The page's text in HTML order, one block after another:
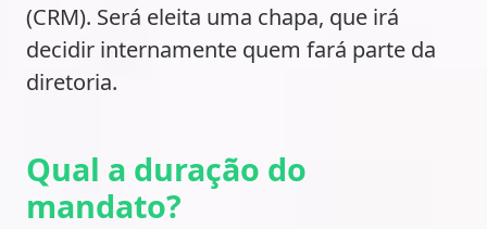
(CRM). Será eleita uma chapa, que irá
decidir internamente quem fará parte da
diretoria.
Qual a duração do
mandato?